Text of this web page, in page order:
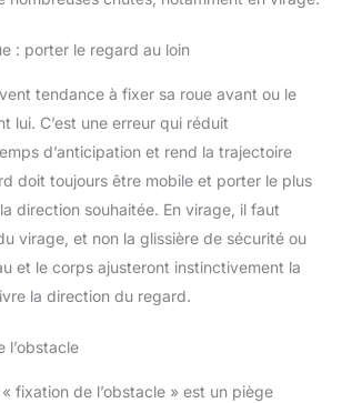
: porter le regard au loin
tendance à fixer sa roue avant ou le
lui. C’est une erreur qui réduit
d’anticipation et rend la trajectoire
doit toujours être mobile et porter le plus
direction souhaitée. En virage, il faut
virage, et non la glissière de sécurité ou
et le corps ajusteront instinctivement la
la direction du regard.
l’obstacle
fixation de l’obstacle » est un piège